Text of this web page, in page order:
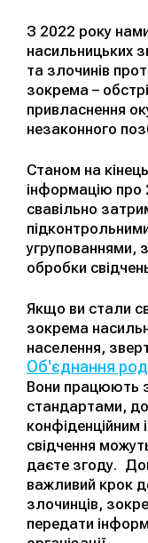
З 2022 року
насильницьких
та злочинів
зокрема –
привласнення
незаконного
Станом на
інформацію про
свавільно
угрупованнями,
обробки
Якщо ви стали
зокрема
населення,
Об'єднання
Вони працюють
стандартами,
конфіденційним
свідчення
даєте згоду.
важливий крок
злочинців,
передати